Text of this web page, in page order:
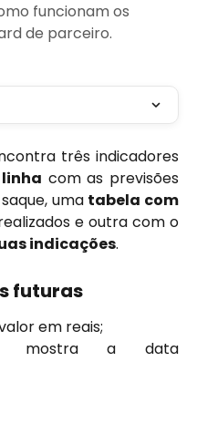
funcionam os
de parceiro.
três indicadores
com as previsões
uma tabela com
e outra com o
indicações.
futuras
em reais;
a data